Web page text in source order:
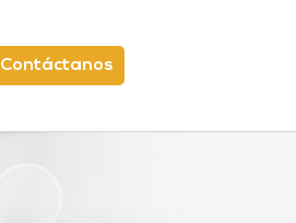
Contáctanos